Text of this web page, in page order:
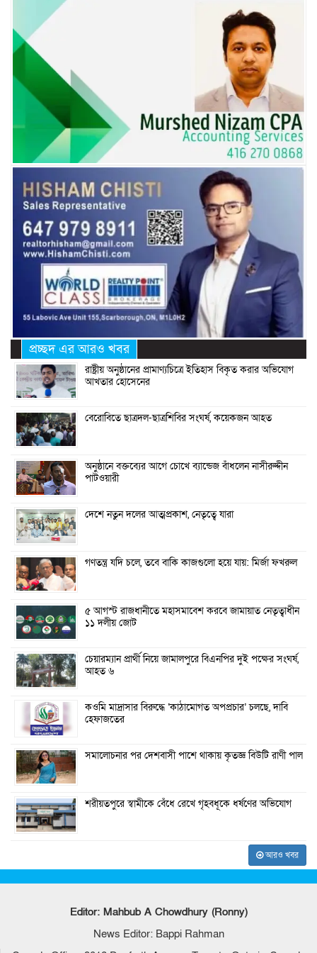
প্রচ্ছদ এর আরও খবর
রাষ্ট্রীয় অনুষ্ঠানের প্রামাণ্যচিত্রে ইতিহাস বিকৃত করার অভিযোগ
আখতার হোসেনের
বেরোবিতে ছাত্রদল-ছাত্রশিবির সংঘর্ষ, কয়েকজন আহত
অনুষ্ঠানে বক্তব্যের আগে চোখে ব্যান্ডেজ বাঁধলেন নাসীরুদ্দীন
পাটওয়ারী
দেশে নতুন দলের আত্মপ্রকাশ, নেতৃত্বে যারা
গণতন্ত্র যদি চলে, তবে বাকি কাজগুলো হয়ে যায়: মির্জা ফখরুল
৫ আগস্ট রাজধানীতে মহাসমাবেশ করবে জামায়াত নেতৃত্বাধীন
১১ দলীয় জোট
চেয়ারম্যান প্রার্থী নিয়ে জামালপুরে বিএনপির দুই পক্ষের সংঘর্ষ,
আহত ৬
কওমি মাদ্রাসার বিরুদ্ধে ‘কাঠামোগত অপপ্রচার’ চলছে, দাবি
হেফাজতের
সমালোচনার পর দেশবাসী পাশে থাকায় কৃতজ্ঞ বিউটি রাণী পাল
শরীয়তপুরে স্বামীকে বেঁধে রেখে গৃহবধূকে ধর্ষণের অভিযোগ
আরও খবর
Editor: Mahbub A Chowdhury (Ronny)
News Editor: Bappi Rahman